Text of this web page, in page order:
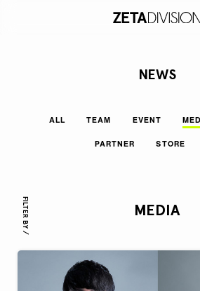
NEWS
ALL TEAM EVENT
PARTNER STORE
FILTER BY / MEDIA